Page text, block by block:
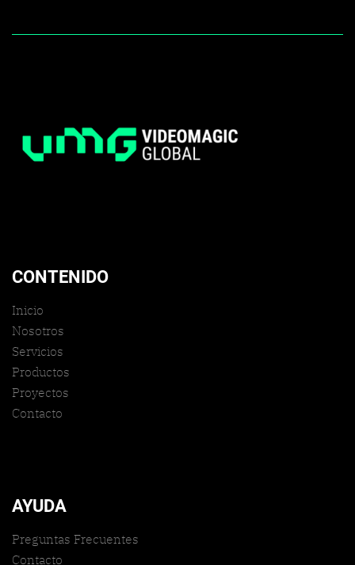
CONTENIDO
Inicio
Nosotros
Servicios
Productos
Proyectos
Contacto
AYUDA
Preguntas Frecuentes
Contacto